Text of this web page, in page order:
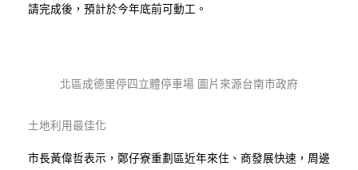
請完成後，預計於今年底前可動工。
北區成德里停四立體停車場 圖片來源台南市政府
土地利用最佳化
市長黃偉哲表示，鄭仔寮重劃區近年來住、商發展快速，周邊